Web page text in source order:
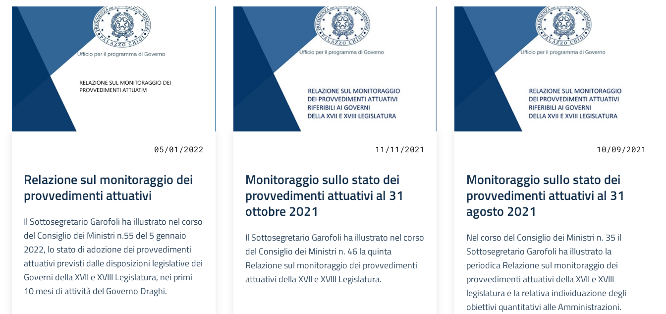
05/01/2022
Relazione sul monitoraggio dei
provvedimenti attuativi
Il Sottosegretario Garofoli ha illustrato nel corso
del Consiglio dei Ministri n.55 del 5 gennaio
2022, lo stato di adozione dei provvedimenti
attuativi previsti dalle disposizioni legislative dei
Governi della XVII e XVIII Legislatura, nei primi
10 mesi di attività del Governo Draghi.
11/11/2021
Monitoraggio sullo stato dei
provvedimenti attuativi al 31
ottobre 2021
Il Sottosegretario Garofoli ha illustrato nel corso
del Consiglio dei Ministri n. 46 la quinta
Relazione sul monitoraggio dei provvedimenti
attuativi della XVII e XVIII Legislatura.
10/09/2021
Monitoraggio sullo stato dei
provvedimenti attuativi al 31
agosto 2021
Nel corso del Consiglio dei Ministri n. 35 il
Sottosegretario Garofoli ha illustrato la
periodica Relazione sul monitoraggio dei
provvedimenti attuativi della XVII e XVIII
legislatura e la relativa individuazione degli
obiettivi quantitativi alle Amministrazioni.